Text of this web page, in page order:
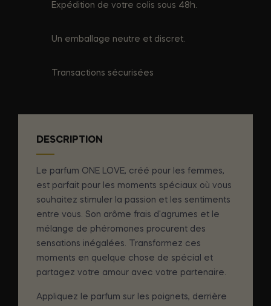
Expédition de votre colis sous 48h.
Un emballage neutre et discret.
Transactions sécurisées
DESCRIPTION
Le parfum ONE LOVE, créé pour les femmes,
est parfait pour les moments spéciaux où vous
souhaitez stimuler la passion et les sentiments
entre vous. Son arôme frais d'agrumes et le
mélange de phéromones procurent des
sensations inégalées. Transformez ces
moments en quelque chose de spécial et
partagez votre amour avec votre partenaire.
Appliquez le parfum sur les poignets, derrière